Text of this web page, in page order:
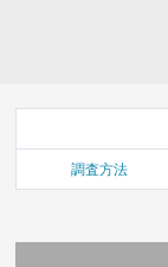
調査方法